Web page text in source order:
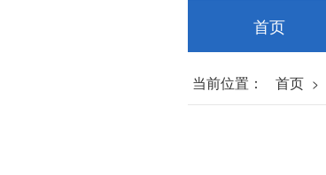
首页
当前位置： 首页 >